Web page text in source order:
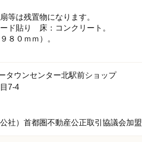
等は残置物になります。
ド貼り 床：コンクリート。
９８０ｍｍ）。
タウンセンター北駅前ショップ
7-4
社）首都圏不動産公正取引協議会加